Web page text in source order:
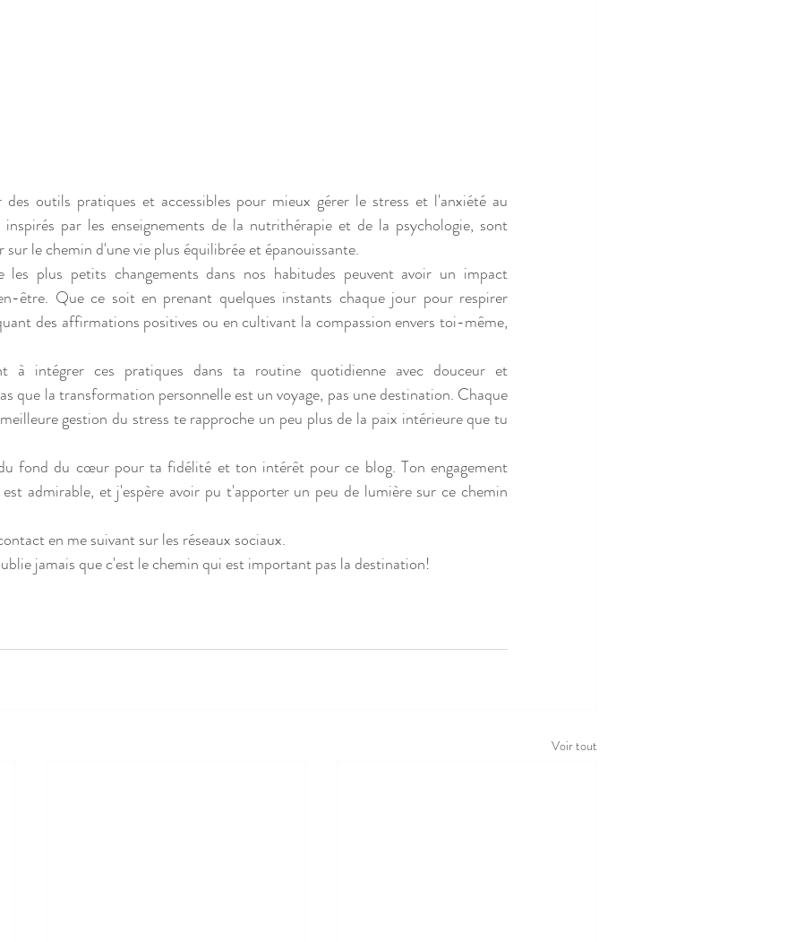
outils pratiques et accessibles pour mieux gérer le stress et l'anxiété au
par les enseignements de la nutrithérapie et de la psychologie, sont
le chemin d'une vie plus équilibrée et épanouissante.
les plus petits changements dans nos habitudes peuvent avoir un impact
être. Que ce soit en prenant quelques instants chaque jour pour respirer
des affirmations positives ou en cultivant la compassion envers toi-même,
à intégrer ces pratiques dans ta routine quotidienne avec douceur et
que la transformation personnelle est un voyage, pas une destination. Chaque
gestion du stress te rapproche un peu plus de la paix intérieure que tu
fond du cœur pour ta fidélité et ton intérêt pour ce blog. Ton engagement
admirable, et j'espère avoir pu t'apporter un peu de lumière sur ce chemin
en me suivant sur les réseaux sociaux.
jamais que c'est le chemin qui est important pas la destination!
Voir tout